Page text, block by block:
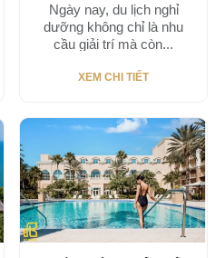
Ngày nay, du lịch nghỉ
dưỡng không chỉ là nhu
cầu giải trí mà còn...
XEM CHI TIẾT